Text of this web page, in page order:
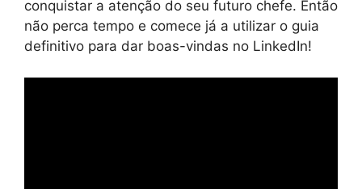
conquistar a atenção do seu futuro chefe. Então
não perca tempo e comece já a utilizar o guia
definitivo para dar boas-vindas no LinkedIn!